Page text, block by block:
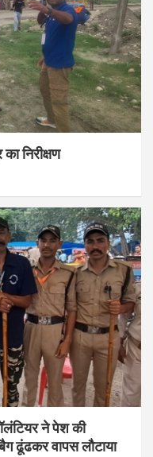
निरीक्षण
ने पेश की
बैग ढूंढकर वापस लौटाया